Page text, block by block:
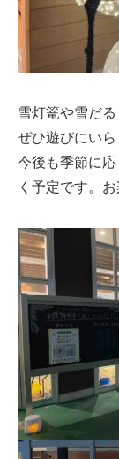
雪灯篭や雪だ
ぜひ遊びにい
今後も季節に
く予定です。お